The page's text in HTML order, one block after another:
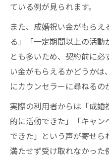
ている例が見られます。
また、成婚祝い金がもら
る」「一定期間以上の活
とも多いため、契約前に
い金がもらえるかどうか
にカウンセラーに尋ねるの
実際の利用者からは「成
的に活動できた」「キャ
できた」という声が寄せら
満たせず受け取れなかっ